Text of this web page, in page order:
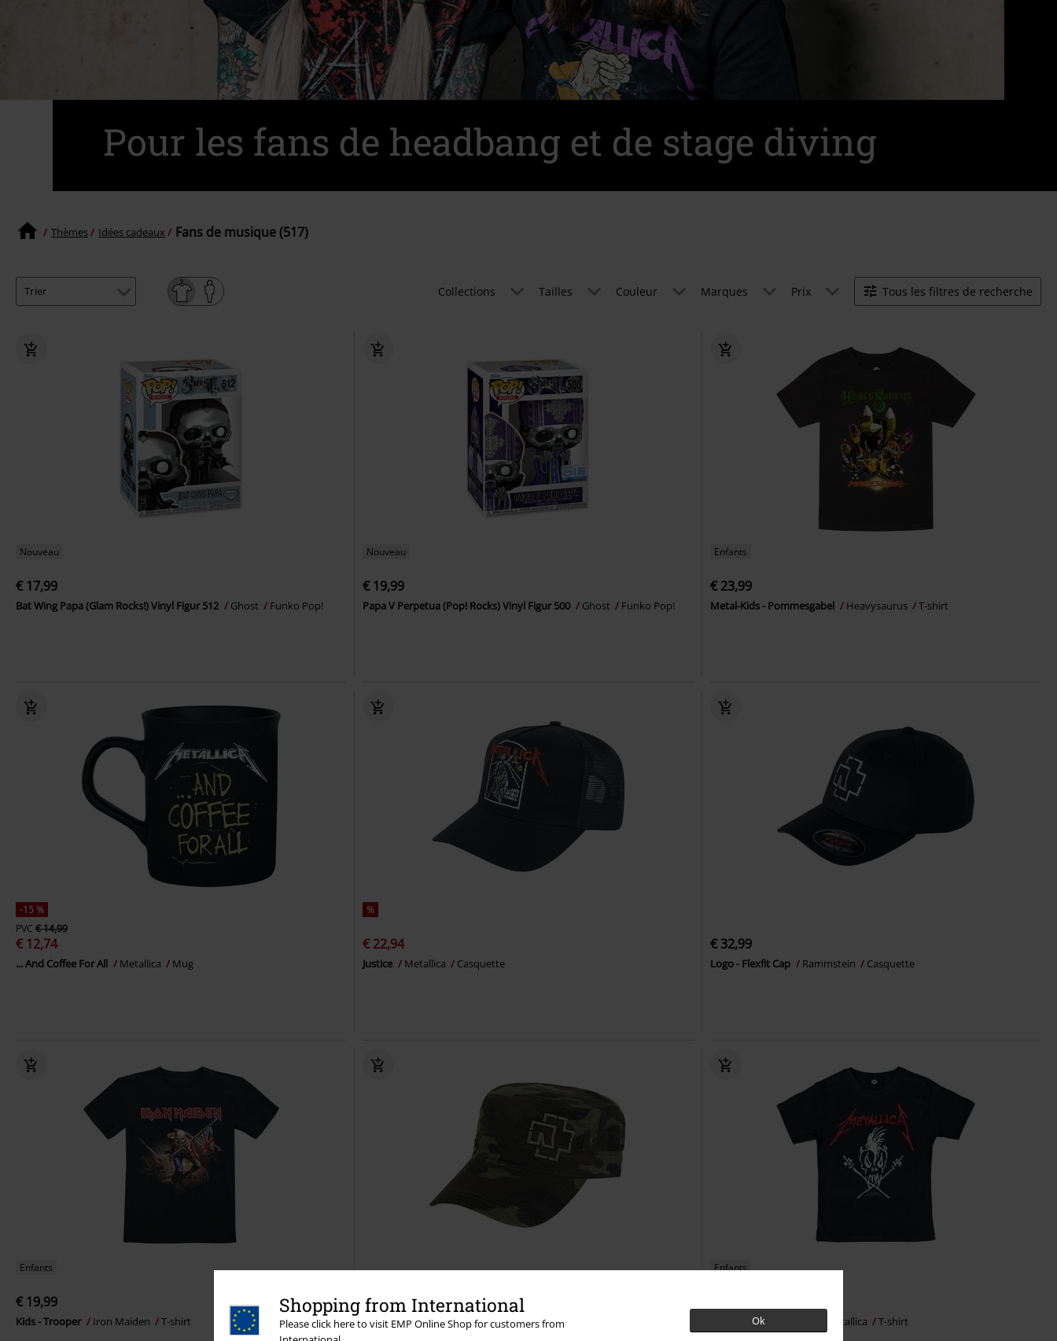
Shopping from International
Please click here to visit EMP Online Shop for customers from
Ok
Pour les fans de headbang et de stage diving
Thèmes Idées cadeaux Fans de musique (517)
Collections Tailles Couleur Marques Prix Tous les filtres de recherche
Nouveau
€ 17,99
Bat Wing Papa (Glam Rocks!) Vinyl Figur 512 Ghost Funko Pop!
Nouveau
€ 19,99
Papa V Perpetua (Pop! Rocks) Vinyl Figur 500 Ghost Funko Pop!
Enfants
€ 23,99
Metal-Kids - Pommesgabel Heavysaurus T-shirt
-15 %
PVC € 14,99
€ 12,74
... And Coffee For All Metallica Mug
%
€ 22,94
Justice Metallica Casquette
€ 32,99
Logo - Flexfit Cap Rammstein Casquette
Enfants
€ 19,99
Kids - Trooper Iron Maiden T-shirt
€ 19,99
Outline Logo Rammstein Casquette
Enfants
Metal-Kids - Scary Guy Metallica T-shirt